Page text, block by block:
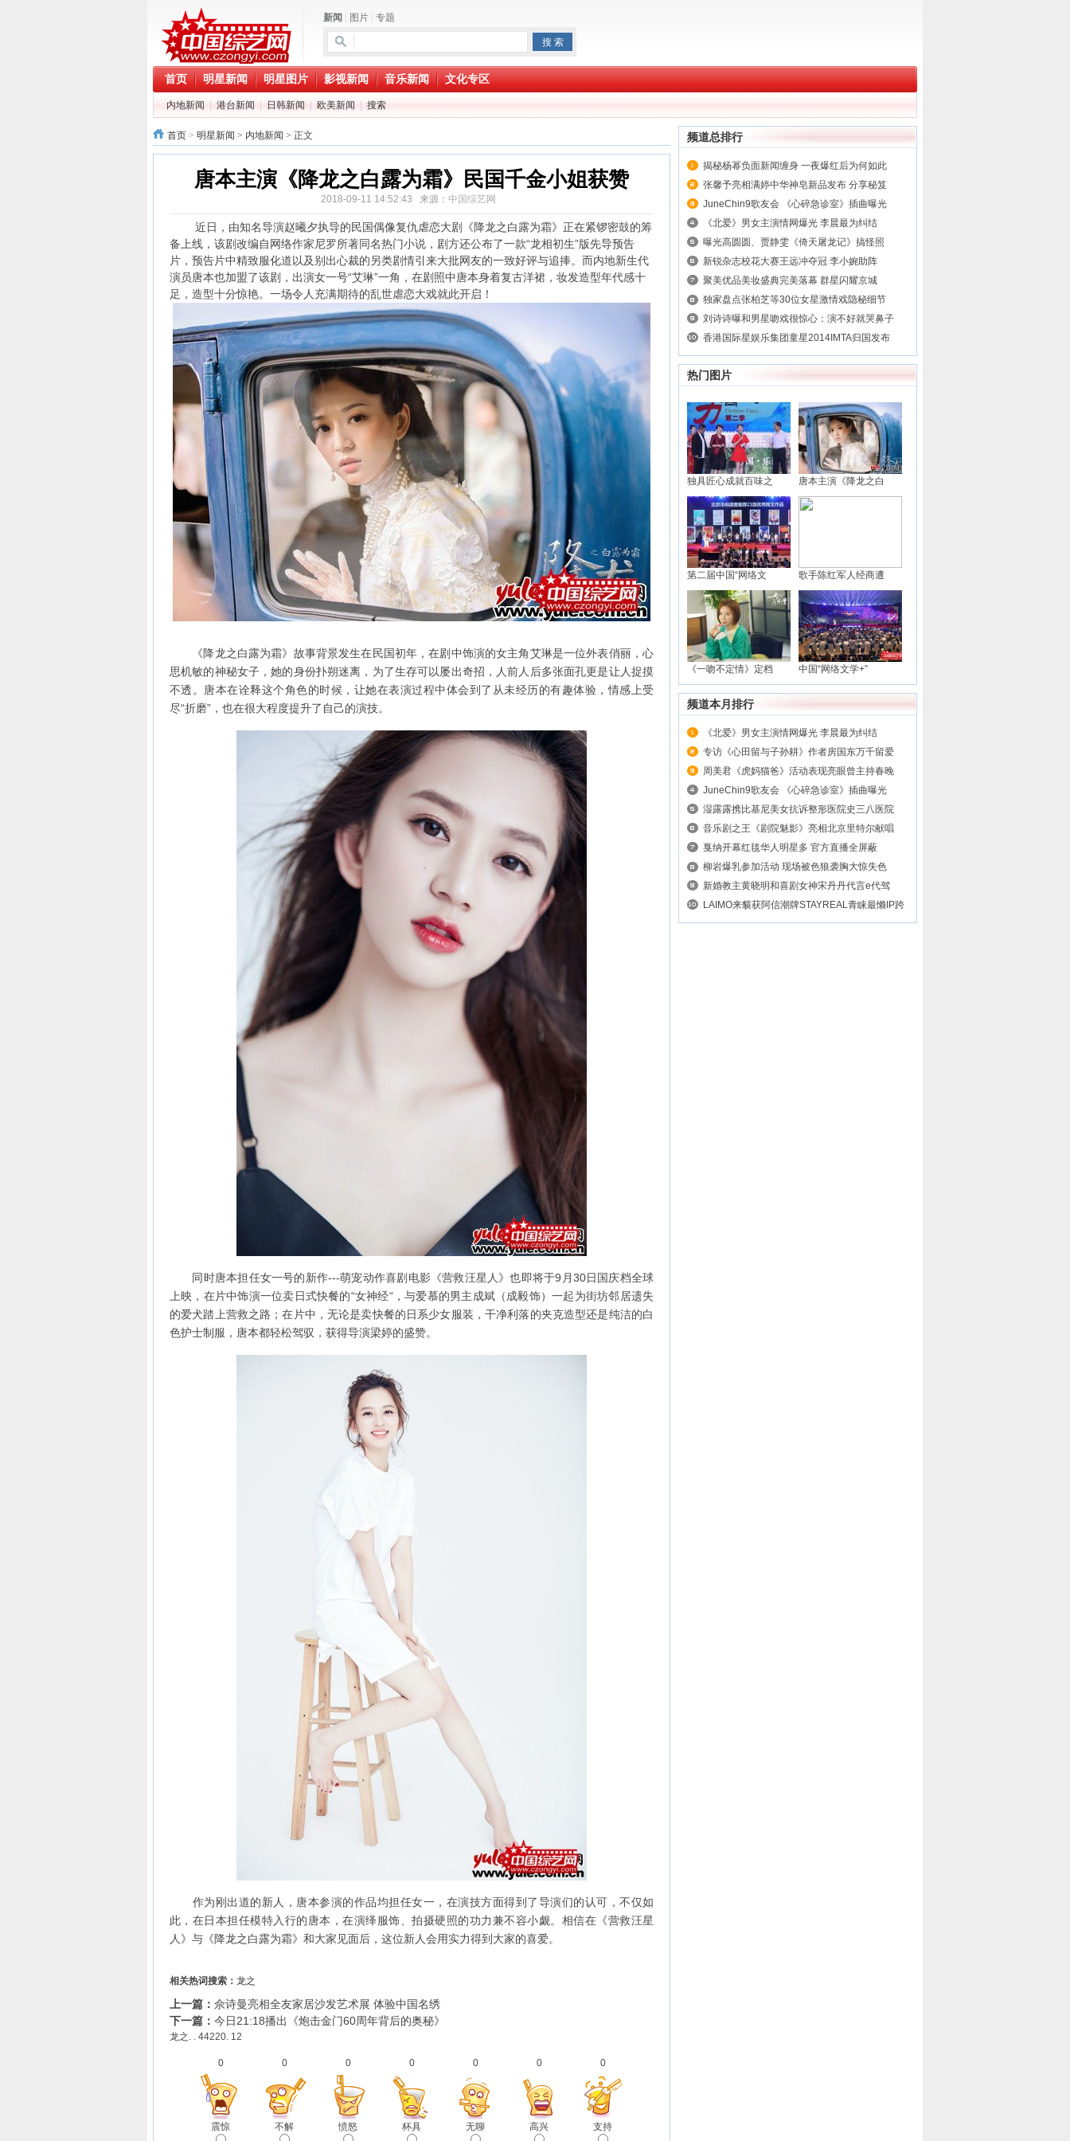
新闻 图片 专题
首页 明星新闻 明星图片 影视新闻 音乐新闻 文化专区
内地新闻 港台新闻 日韩新闻 欧美新闻 搜索
首页 > 明星新闻 > 内地新闻 > 正文
唐本主演《降龙之白露为霜》民国千金小姐获赞
2018-09-11 14:52:43 来源： 中国综艺网
近日，由知名导演赵曦夕执导的民国偶像复仇虐恋大剧《降龙之白露为霜》正在紧锣密鼓的筹
备上线，该剧改编自网络作家尼罗所著同名热门小说，剧方还公布了一款“龙相初生”版先导预告
片，预告片中精致服化道以及别出心裁的另类剧情引来大批网友的一致好评与追捧。而内地新生代
演员唐本也加盟了该剧，出演女一号“艾琳”一角，在剧照中唐本身着复古洋裙，妆发造型年代感十
足，造型十分惊艳。一场令人充满期待的乱世虐恋大戏就此开启！
《降龙之白露为霜》故事背景发生在民国初年，在剧中饰演的女主角艾琳是一位外表俏丽，心
思机敏的神秘女子，她的身份扑朔迷离，为了生存可以屡出奇招，人前人后多张面孔更是让人捉摸
不透。唐本在诠释这个角色的时候，让她在表演过程中体会到了从未经历的有趣体验，情感上受
尽“折磨”，也在很大程度提升了自己的演技。
同时唐本担任女一号的新作---萌宠动作喜剧电影《营救汪星人》也即将于9月30日国庆档全球
上映，在片中饰演一位卖日式快餐的“女神经“，与爱慕的男主成斌（成毅饰）一起为街坊邻居遗失
的爱犬踏上营救之路；在片中，无论是卖快餐的日系少女服装，干净利落的夹克造型还是纯洁的白
色护士制服，唐本都轻松驾驭，获得导演梁婷的盛赞。
作为刚出道的新人，唐本参演的作品均担任女一，在演技方面得到了导演们的认可，不仅如
此，在日本担任模特入行的唐本，在演绎服饰、拍摄硬照的功力兼不容小觑。相信在《营救汪星
人》与《降龙之白露为霜》和大家见面后，这位新人会用实力得到大家的喜爱。
相关热词搜索： 龙之
上一篇： 佘诗曼亮相全友家居沙发艺术展 体验中国名绣
下一篇： 今日21:18播出《炮击金门60周年背后的奥秘》
龙之. . 44220. 12
0
震惊
0
不解
0
愤怒
0
杯具
0
无聊
0
高兴
0
支持
频道总排行
揭秘杨幂负面新闻缠身 一夜爆红后为何如此
张馨予亮相满婷中华神皂新品发布 分享秘笈
JuneChin9歌友会 《心碎急诊室》插曲曝光
《北爱》男女主演情网爆光 李晨最为纠结
曝光高圆圆、贾静雯《倚天屠龙记》搞怪照
新锐杂志校花大赛王远冲夺冠 李小婉助阵
聚美优品美妆盛典完美落幕 群星闪耀京城
独家盘点张柏芝等30位女星激情戏隐秘细节
刘诗诗曝和男星吻戏很惊心：演不好就哭鼻子
香港国际星娱乐集团童星2014IMTA归国发布
热门图片
独具匠心成就百味之 唐本主演《降龙之白
第二届中国“网络文 歌手陈红军人经商遭
《一吻不定情》定档 中国“网络文学+”
频道本月排行
《北爱》男女主演情网爆光 李晨最为纠结
专访《心田留与子孙耕》作者房国东万千留爱
周美君《虎妈猫爸》活动表现亮眼曾主持春晚
JuneChin9歌友会 《心碎急诊室》插曲曝光
湿露露携比基尼美女抗诉整形医院史三八医院
音乐剧之王《剧院魅影》亮相北京里特尔献唱
戛纳开幕红毯华人明星多 官方直播全屏蔽
柳岩爆乳参加活动 现场被色狼袭胸大惊失色
新婚教主黄晓明和喜剧女神宋丹丹代言e代驾
LAIMO来貘获阿信潮牌STAYREAL青睐最懒IP跨
界